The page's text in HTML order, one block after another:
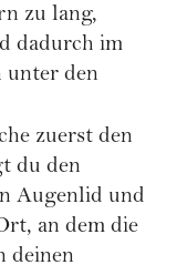
zu lang,
dadurch im
unter den
zuerst den
du den
Augenlid und
an dem die
deinen